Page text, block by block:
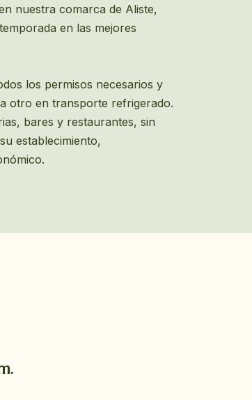
nuestra comarca de Aliste,
en las mejores
los permisos necesarios y
otro en transporte refrigerado.
bares y restaurantes, sin
establecimiento,